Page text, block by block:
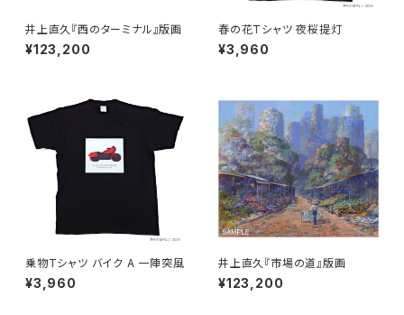
井上直久『西のターミナル』版画
¥123,200
春の花Tシャツ 夜桜提灯
¥3,960
乗物Tシャツ バイク A 一陣突風
¥3,960
井上直久『市場の道』版画
¥123,200